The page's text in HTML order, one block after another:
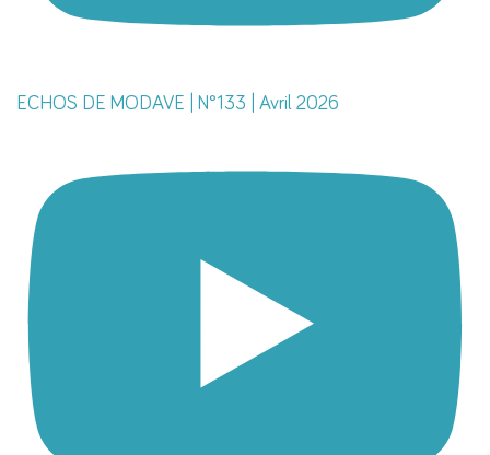
ECHOS DE MODAVE | N°133 | Avril 2026